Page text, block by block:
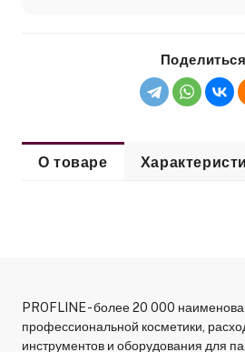
Поделиться
О товаре
PROFLINE - более 20 000
профессиональной косметики,
инструментов и оборудования для